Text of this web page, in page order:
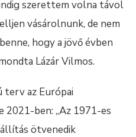
szerettem volna távol
vásárolnunk, de nem
hogy a jövő évben
Lázár Vilmos.
terv az Európai
2021-ben: „Az 1971-es
ötvenedik